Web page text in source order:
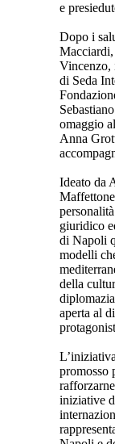
e
Dopo i
Vincenzo,
di Seda
omaggio
Anna
Ideato da
giuridico
di Napoli
modelli
della
aperta al
promosso
iniziative